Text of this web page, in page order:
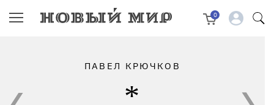
0
ПАВЕЛ КРЮЧКОВ